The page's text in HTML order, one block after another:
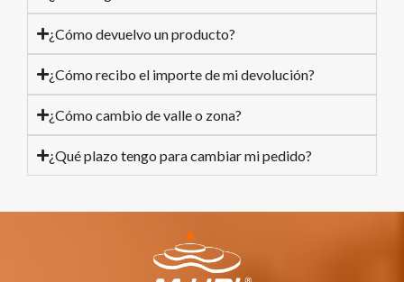
¿Cómo devuelvo un producto?
¿Cómo recibo el importe de mi devolución?
¿Cómo cambio de valle o zona?
¿Qué plazo tengo para cambiar mi pedido?